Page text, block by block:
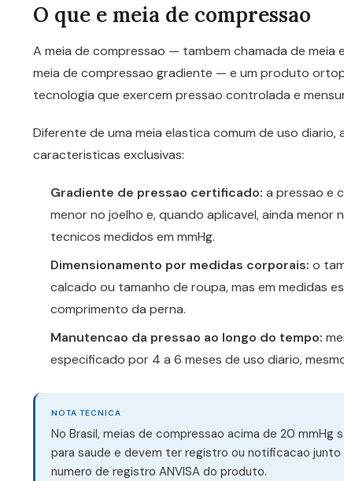
O que e meia de compressao
A meia de compressao — tambem chamada de meia
meia de compressao gradiente — e um produto
tecnologia que exercem pressao controlada e
Diferente de uma meia elastica comum de uso
caracteristicas exclusivas:
Gradiente de pressao certificado: a pressao e
menor no joelho e, quando aplicavel, ainda menor
tecnicos medidos em mmHg.
Dimensionamento por medidas corporais: o
calcado ou tamanho de roupa, mas em medidas
comprimento da perna.
Manutencao da pressao ao longo do tempo:
especificado por 4 a 6 meses de uso diario,
NOTA TECNICA
No Brasil, meias de compressao acima de 20 mmHg
para saude e devem ter registro ou notificacao
numero de registro ANVISA do produto.